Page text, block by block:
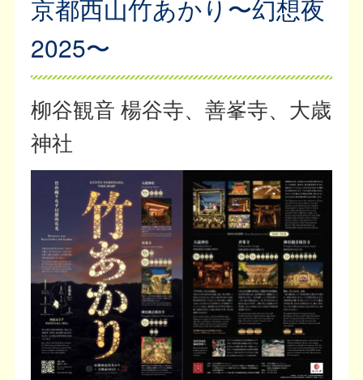
京都西山竹あかり〜幻想夜
2025〜
柳谷観音 楊谷寺、善峯寺、大歳
神社